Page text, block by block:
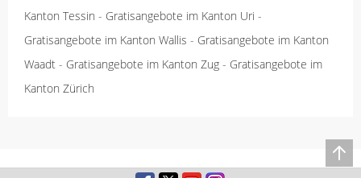
Kanton Tessin - Gratisangebote im Kanton Uri -
Gratisangebote im Kanton Wallis - Gratisangebote im Kanton
Waadt - Gratisangebote im Kanton Zug - Gratisangebote im
Kanton Zürich